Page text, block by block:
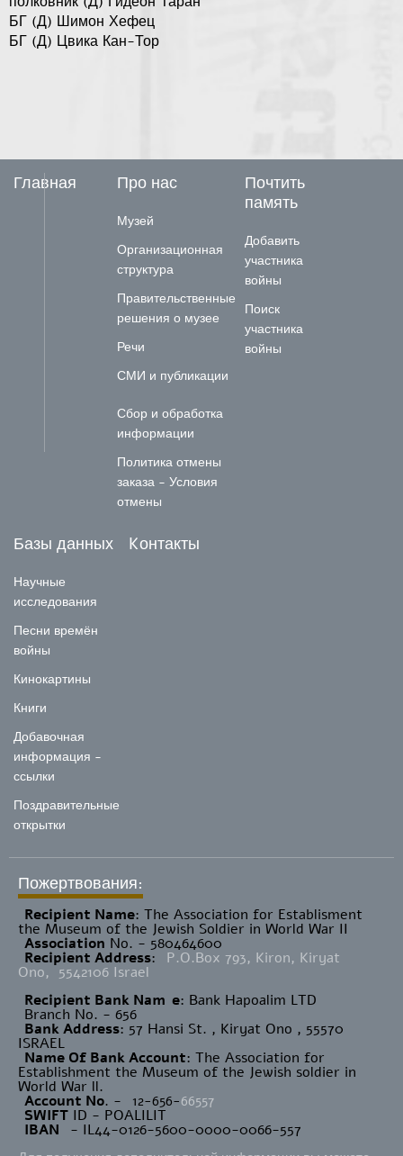
БГ (Д) Шимон Хефец
БГ (Д) Цвика Кан-Тор
Главная Про нас
Музей
Организационная
структура
Правительственные
решения о музее
Речи
СМИ и публикации
Сбор и обработка
информации
Политика отмены
заказа - Условия
отмены
Почтить
память
Добавить
участника
войны
Поиск
участника
войны
Базы данных
Научные
исследования
Песни времён
войны
Кинокартины
Книги
Добавочная
информация -
ссылки
Поздравительные
открытки
Kонтакты
Пожертвования:
Recipient Name​: The Association for Establisment
the Museum of the Jewish Soldier in World War II
Association No. - 580464600
Recipient Address: P.O.Box 793, Kiron, Kiryat
Ono, 5542106 Israel
Recipient Bank Nam e: Bank Hapoalim LTD
Branch No. - 656
Bank Address: 57 Hansi St. , Kiryat Ono , 55570
ISRAEL
Name Of Bank Account: The Association for
Establishment the Museum of the Jewish soldier in
World War ll.
Account No. - 12-656-66557
SWIFT ID - POALILIT
IBAN - IL44-0126-5600-0000-0066-557